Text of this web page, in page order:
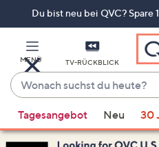
Du bist neu bei QVC? Spare
MENÜ TV-RÜCKBLICK
Wonach
suchst
du
heute?
Vorschläge
verfügbar
Tagesangebot Neu 30